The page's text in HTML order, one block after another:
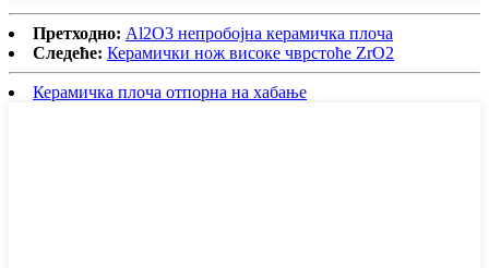
Претходно: Al2O3 непробојна керамичка плоча
Следеће: Керамички нож високе чврстоће ZrO2
Керамичка плоча отпорна на хабање